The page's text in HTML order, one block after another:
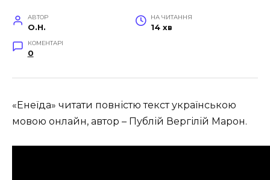
АВТОР
O.H.
НА ЧИТАННЯ
14 хв
КОМЕНТАРІ
0
«Енеїда» читати повністю текст українською
мовою онлайн, автор – Публій Вергілій Марон.